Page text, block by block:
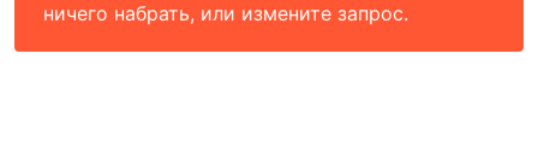
ничего набрать, или измените запрос.